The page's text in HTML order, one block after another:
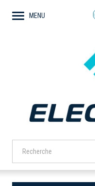
MENU